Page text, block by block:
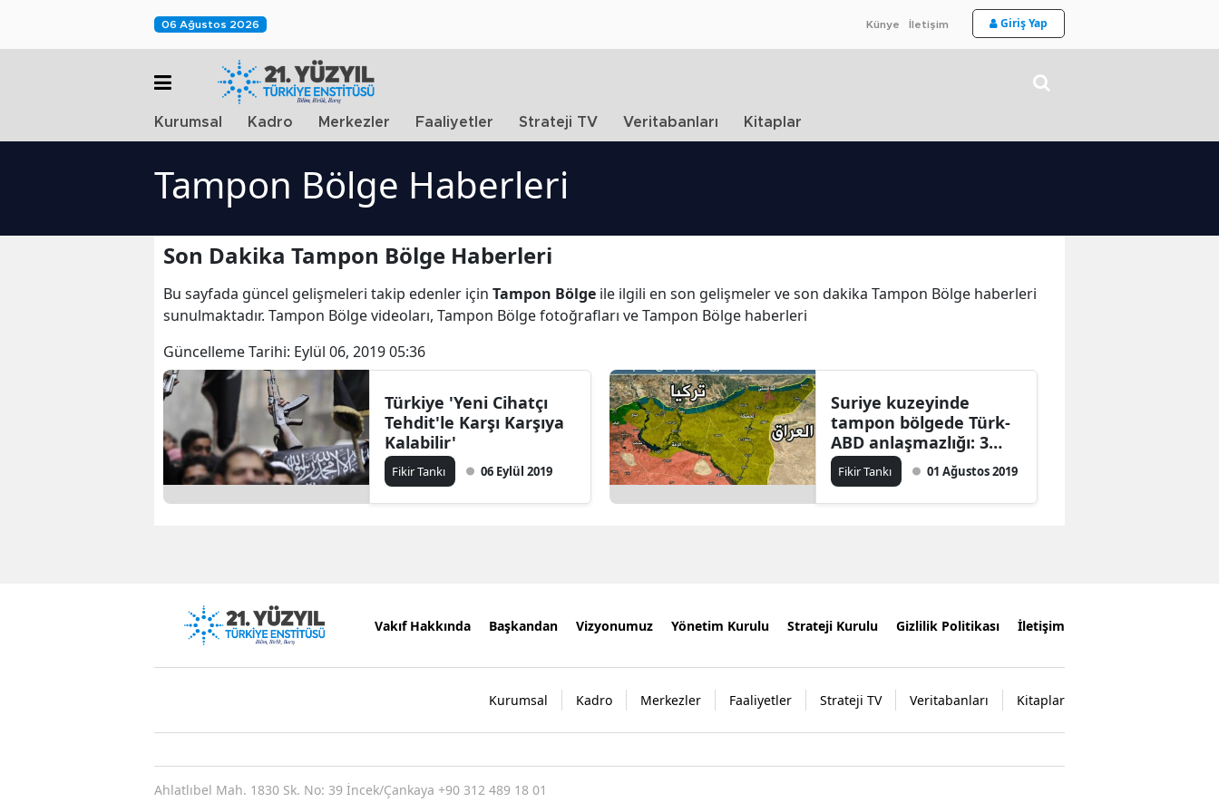
06 Ağustos 2026 Künye İletişim Giriş Yap
Kurumsal Kadro Merkezler Faaliyetler Strateji TV Veritabanları Kitaplar
Tampon Bölge Haberleri
Son Dakika Tampon Bölge Haberleri
Bu sayfada güncel gelişmeleri takip edenler için Tampon Bölge ile ilgili en son gelişmeler ve son dakika Tampon Bölge haberleri
sunulmaktadır. Tampon Bölge videoları, Tampon Bölge fotoğrafları ve Tampon Bölge haberleri
Güncelleme Tarihi: Eylül 06, 2019 05:36
Türkiye 'Yeni Cihatçı
Tehdit'le Karşı Karşıya
Kalabilir'
Fikir Tankı 06 Eylül 2019
Suriye kuzeyinde
tampon bölgede Türk-
ABD anlaşmazlığı: 3
bölge
Fikir Tankı 01 Ağustos 2019
Vakıf Hakkında Başkandan Vizyonumuz Yönetim Kurulu Strateji Kurulu Gizlilik Politikası İletişim
Kurumsal Kadro Merkezler Faaliyetler Strateji TV Veritabanları Kitaplar
Ahlatlıbel Mah. 1830 Sk. No: 39 İncek/Çankaya +90 312 489 18 01